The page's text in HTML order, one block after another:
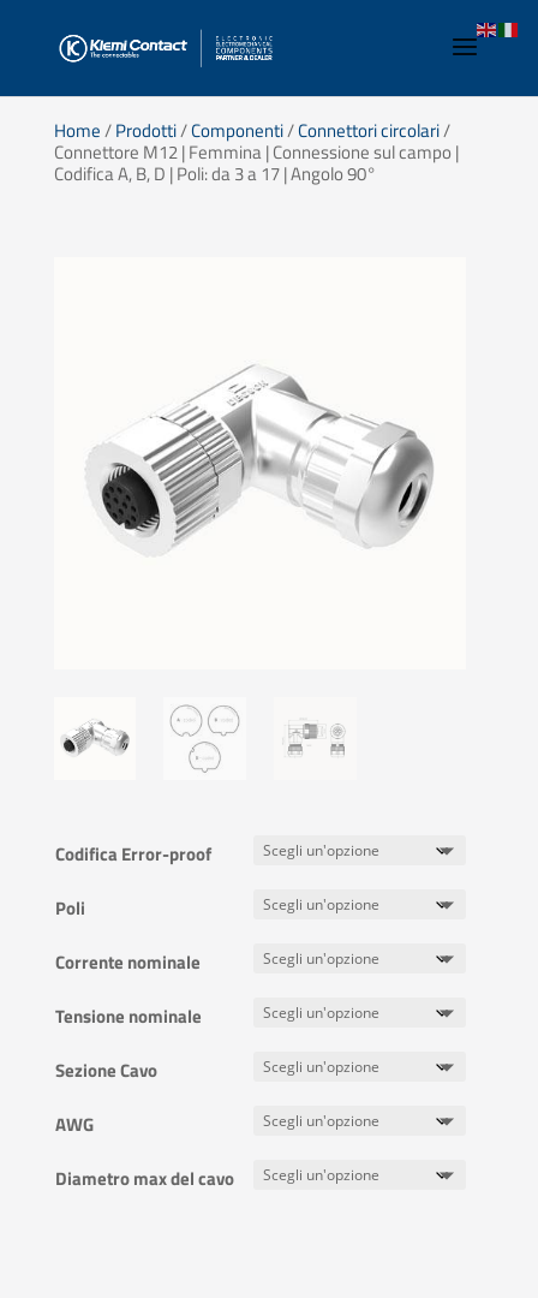
Home/Prodotti/Componenti/Connettori circolari/
Connettore M12 | Femmina | Connessione sul campo |
Codifica A, B, D | Poli: da 3 a 17 | Angolo 90°
Codifica Error-proof
Poli
Corrente nominale
Tensione nominale
Sezione Cavo
AWG
Diametro max del cavo